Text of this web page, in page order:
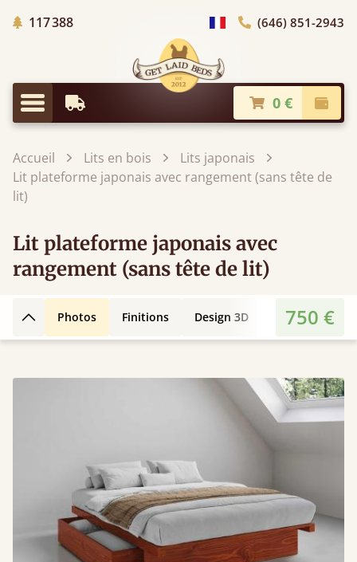
117 388Arbres Plantés
Choisir le pays(646) 851-2943
Menu
Livraison à partir de 0 €
Accueil Lits en bois
Lits japonais
Lit plateforme japonais avec rangement (sans tête de
lit)
Lit plateforme japonais avec
rangement (sans tête de lit)
Retour en haut de la page
Photos Finitions Design 3D 750 €